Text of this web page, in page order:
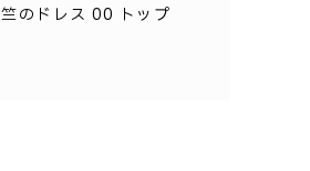
竺のドレス 00 トップ